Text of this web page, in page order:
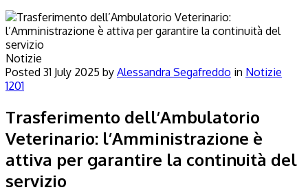
Notizie
Posted 31 July 2025 by Alessandra Segafreddo in Notizie
1201
Trasferimento dell’Ambulatorio
Veterinario: l’Amministrazione è
attiva per garantire la continuità del
servizio